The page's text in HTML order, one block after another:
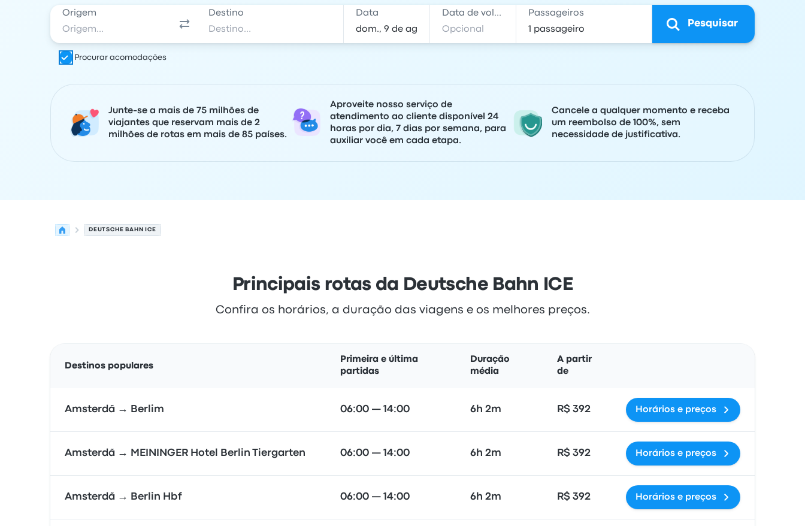
Origem Destino Data Data de volta Passageiros
Pesquisar
Procurar acomodações
Junte-se a mais de 75 milhões de
viajantes que reservam mais de 2
milhões de rotas em mais de 85 países.
Aproveite nosso serviço de
atendimento ao cliente disponível 24
horas por dia, 7 dias por semana, para
auxiliar você em cada etapa.
Cancele a qualquer momento e receba
um reembolso de 100%, sem
necessidade de justificativa.
DEUTSCHE BAHN ICE
Principais rotas da Deutsche Bahn ICE
Confira os horários, a duração das viagens e os melhores preços.
Destinos populares
Primeira e última
partidas
Duração
média
A partir
de
Amsterdã → Berlim 06:00 — 14:00 6h 2m R$ 392 Horários e preços
Amsterdã → MEININGER Hotel Berlin Tiergarten 06:00 — 14:00 6h 2m R$ 392 Horários e preços
Amsterdã → Berlin Hbf 06:00 — 14:00 6h 2m R$ 392 Horários e preços